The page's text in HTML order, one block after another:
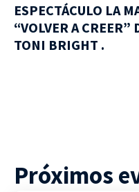
ESPECTÁCULO LA
“VOLVER A
TONI BRIGHT .
Próximos